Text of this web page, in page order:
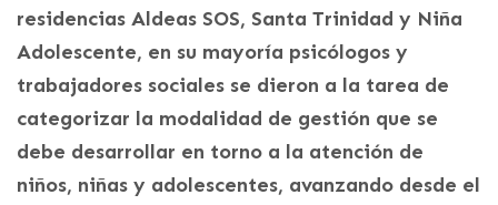
residencias Aldeas SOS, Santa Trinidad y Niña
Adolescente, en su mayoría psicólogos y
trabajadores sociales se dieron a la tarea de
categorizar la modalidad de gestión que se
debe desarrollar en torno a la atención de
niños, niñas y adolescentes, avanzando desde el